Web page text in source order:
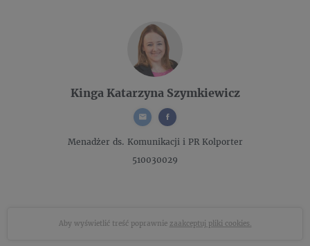
Kinga Katarzyna Szymkiewicz
Menadżer ds. Komunikacji i PRKolporter
510030029
Aby wyświetlić treść poprawnie zaakceptuj pliki cookies.